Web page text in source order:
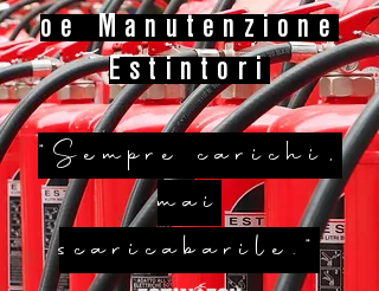
oe Manutenzione
Estintori
"Sempre carichi,
mai
scaricabarile."